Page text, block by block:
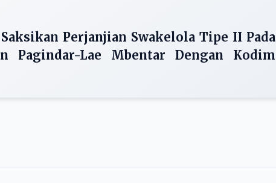
Perjanjian Swakelola Tipe II Pada
Pagindar-Lae Mbentar Dengan Kodim